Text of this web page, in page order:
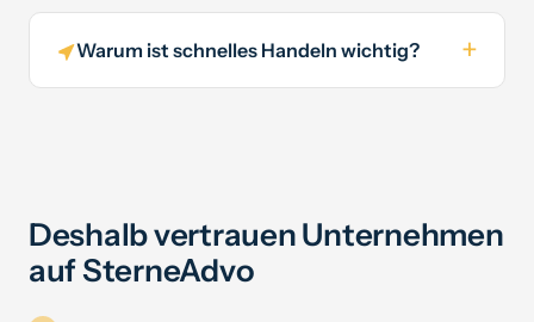
Warum ist schnelles Handeln wichtig?
Deshalb vertrauen Unternehmen
auf SterneAdvo